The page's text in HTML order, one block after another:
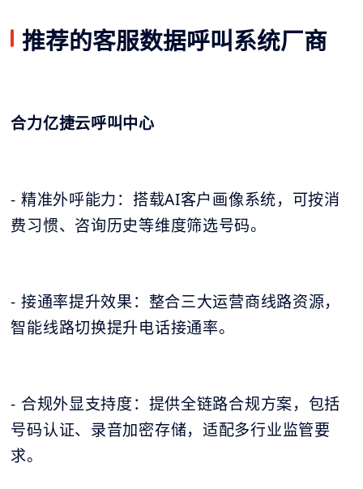
推荐的客服数据呼叫系统厂商
合力亿捷云呼叫中心
- 精准外呼能力：搭载AI客户画像系统，可按消
费习惯、咨询历史等维度筛选号码。
- 接通率提升效果：整合三大运营商线路资源，
智能线路切换提升电话接通率。
- 合规外显支持度：提供全链路合规方案，包括
号码认证、录音加密存储，适配多行业监管要
求。